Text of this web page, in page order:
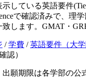
している英語要件
で確認済みで、理
します。GMAT・
/学費 /英語要件（大学
認）
願期限は各学部の公